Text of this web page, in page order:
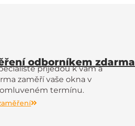
odborníkem zdarma
přijedou k vám a
zaměří vaše okna v
termínu.